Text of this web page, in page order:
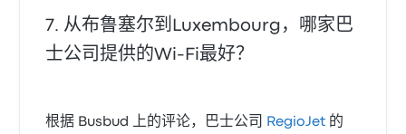
从布鲁塞尔到Luxembourg，哪家巴
士公司提供的Wi‑Fi最好？
根据 Busbud 上的评论，巴士公司 RegioJet 的